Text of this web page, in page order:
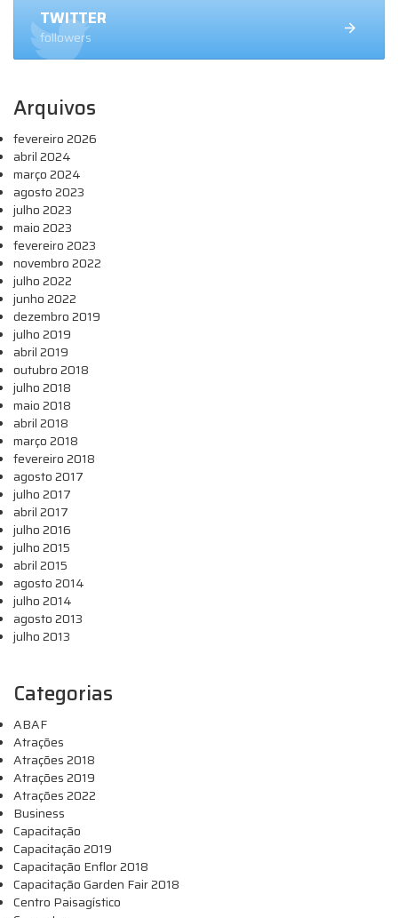
TWITTER
followers
Arquivos
fevereiro 2026
abril 2024
março 2024
agosto 2023
julho 2023
maio 2023
fevereiro 2023
novembro 2022
julho 2022
junho 2022
dezembro 2019
julho 2019
abril 2019
outubro 2018
julho 2018
maio 2018
abril 2018
março 2018
fevereiro 2018
agosto 2017
julho 2017
abril 2017
julho 2016
julho 2015
abril 2015
agosto 2014
julho 2014
agosto 2013
julho 2013
Categorias
ABAF
Atrações
Atrações 2018
Atrações 2019
Atrações 2022
Business
Capacitação
Capacitação 2019
Capacitação Enflor 2018
Capacitação Garden Fair 2018
Centro Paisagístico